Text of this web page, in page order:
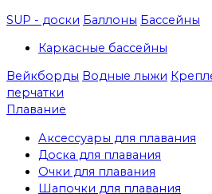
SUP - доски Баллоны Бассейны
Каркасные бассейны
Вейкборды Водные лыжи
перчатки
Плавание
Аксессуары для плавания
Доска для плавания
Очки для плавания
Шапочки для плавания